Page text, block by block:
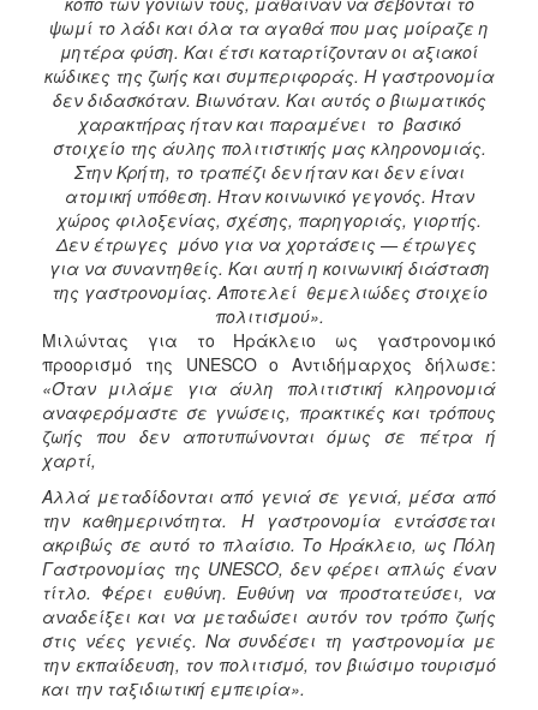
ψωμί το λάδι και όλα τα αγαθά που μας μοίραζε η
μητέρα φύση. Και έτσι καταρτίζονταν οι αξιακοί
κώδικες της ζωής και συμπεριφοράς. Η γαστρονομία
δεν διδασκόταν. Βιωνόταν. Και αυτός ο βιωματικός
χαρακτήρας ήταν και παραμένει το βασικό
στοιχείο της άυλης πολιτιστικής μας κληρονομιάς.
Στην Κρήτη, το τραπέζι δεν ήταν και δεν είναι
ατομική υπόθεση. Ήταν κοινωνικό γεγονός. Ήταν
χώρος φιλοξενίας, σχέσης, παρηγοριάς, γιορτής.
Δεν έτρωγες μόνο για να χορτάσεις — έτρωγες
για να συναντηθείς. Και αυτή η κοινωνική διάσταση
της γαστρονομίας. Αποτελεί θεμελιώδες στοιχείο
πολιτισμού».
Μιλώντας για το Ηράκλειο ως γαστρονομικό
προορισμό της UNESCO ο Αντιδήμαρχος δήλωσε:
«Όταν μιλάμε για άυλη πολιτιστική κληρονομιά
αναφερόμαστε σε γνώσεις, πρακτικές και τρόπους
ζωής που δεν αποτυπώνονται όμως σε πέτρα ή
χαρτί,
Αλλά μεταδίδονται από γενιά σε γενιά, μέσα από
την καθημερινότητα. Η γαστρονομία εντάσσεται
ακριβώς σε αυτό το πλαίσιο. Το Ηράκλειο, ως Πόλη
Γαστρονομίας της UNESCO, δεν φέρει απλώς έναν
τίτλο. Φέρει ευθύνη. Ευθύνη να προστατεύσει, να
αναδείξει και να μεταδώσει αυτόν τον τρόπο ζωής
στις νέες γενιές. Να συνδέσει τη γαστρονομία με
την εκπαίδευση, τον πολιτισμό, τον βιώσιμο τουρισμό
και την ταξιδιωτική εμπειρία».